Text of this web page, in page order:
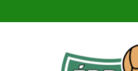
Történelmet írt az I.